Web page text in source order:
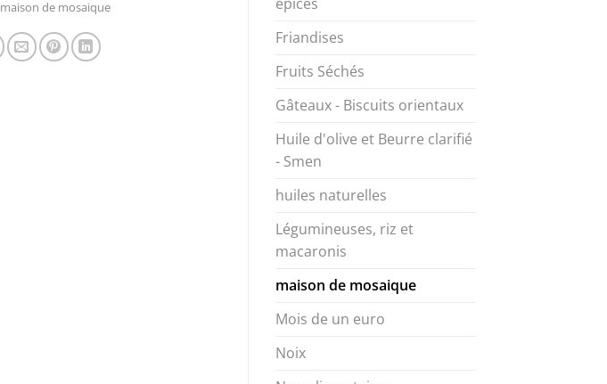
maison de mosaique
Friandises
Fruits Séchés
Gâteaux - Biscuits orientaux
Huile d'olive et Beurre clarifié
- Smen
huiles naturelles
Légumineuses, riz et
macaronis
maison de mosaique
Mois de un euro
Noix